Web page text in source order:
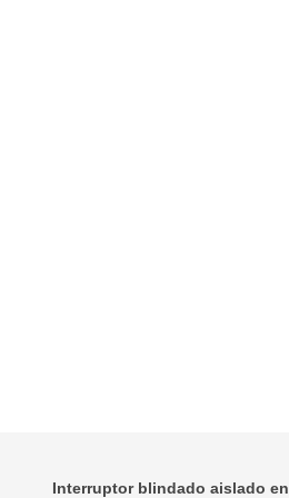
Interruptor blindado aislado en